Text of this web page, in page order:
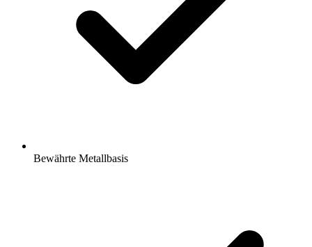
Bewährte Metallbasis